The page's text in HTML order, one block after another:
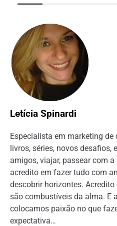
Letícia Spinardi
Especialista em marketing de
livros, séries, novos desafios,
amigos, viajar, passear com a
acredito em fazer tudo com
descobrir horizontes.
são combustíveis da alma. E
colocamos paixão no que
expectativa…